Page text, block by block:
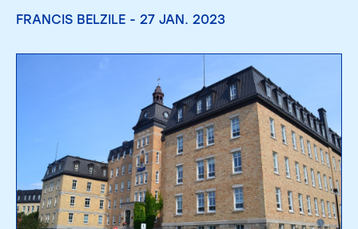
FRANCIS BELZILE - 27 JAN. 2023